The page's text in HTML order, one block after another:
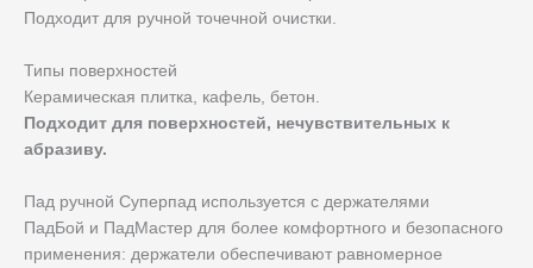
Подходит для ручной точечной очистки.
Типы поверхностей
Керамическая плитка, кафель, бетон.
Подходит для поверхностей, нечувствительных к
абразиву.
Пад ручной Суперпад используется с держателями
ПадБой и ПадМастер для более комфортного и безопасного
применения: держатели обеспечивают равномерное